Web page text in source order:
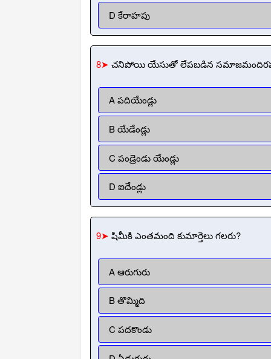
D కేరాహపు
8➤ చనిపోయి యేసుతో లేపబడిన
A పదియేండ్లు
B యేడేండ్లు
C పండ్రెండు యేండ్లు
D ఐదేండ్లు
9➤ షిమీకి ఎంతమంది కుమార్తెలు గలరు?
A ఆరుగురు
B తొమ్మిది
C పదకొండు